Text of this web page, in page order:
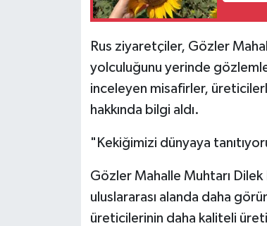
Rus ziyaretçiler, Gözler
yolculuğunu yerinde
inceleyen misafirler,
hakkında bilgi aldı.
"Kekiğimizi dünyaya
Gözler Mahalle Muhtarı
uluslararası alanda daha
üreticilerinin daha kaliteli